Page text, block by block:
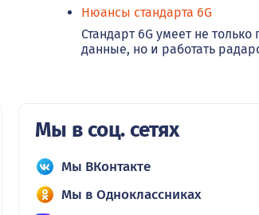
Нюансы стандарта 6G
Стандарт 6G умеет не только
данные, но и работать
Мы в соц. сетях
Мы ВКонтакте
Мы в Одноклассниках